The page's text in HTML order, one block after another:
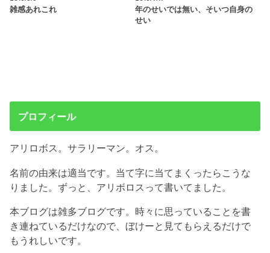
雑感あれこれ
年のせいでは無い、そいつ自身の
せい
プロフィール
アリロボス。サラリーマン。オス。
名前の由来は適当です。当て字に当てまくったらこうな
りました。ずっと、アリボロスって書いてました。
本ブログは雑多ブログです。時々に思っていることを書
き連ねているだけなので、ぼけーと見てもらえるだけで
もうれしいです。